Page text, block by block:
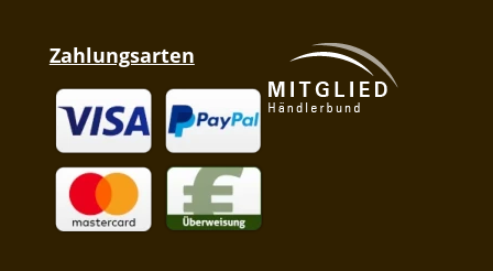
Zahlungsarten